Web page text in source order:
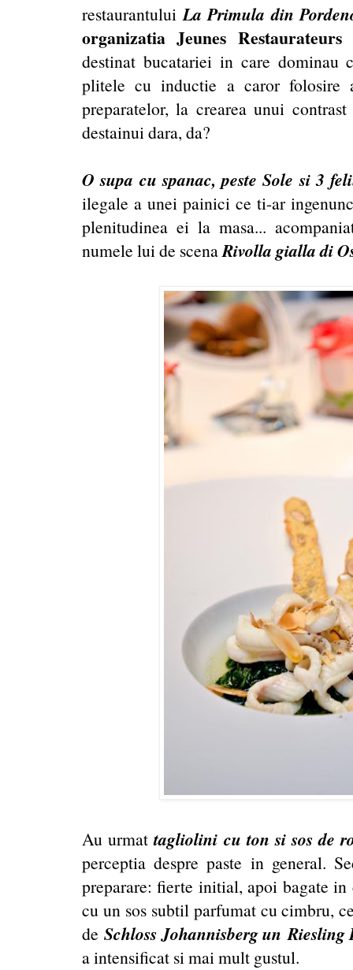
restaurantuluiLa Primula din
organizatia Jeunes Restaurateurs
destinat bucatariei in care dominau
plitele cu inductie a caror folosire
preparatelor, la crearea unui
destainui dara, da?
O supa cu spanac, peste Sole si 3
ilegale a unei painici ce ti-ar
plenitudinea ei la masa...
numele lui de scenaRivolla gialla di
Au urmattagliolini cu ton si sos de
perceptia despre paste in general.
preparare: fierte initial, apoi bagate
cu un sos subtil parfumat cu cimbru,
deSchloss Johannisberg un
a intensificat si mai mult gustul.